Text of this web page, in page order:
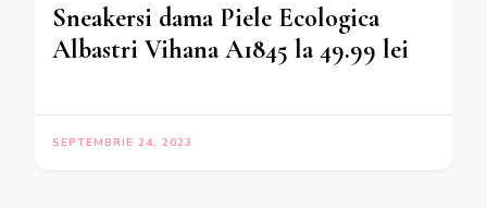
Sneakersi dama Piele Ecologica
Albastri Vihana A1845 la 49.99 lei
SEPTEMBRIE 24, 2023